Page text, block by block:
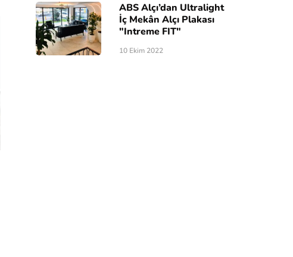
ABS Alçı’dan Ultralight
İç Mekân Alçı Plakası
"Intreme FIT"
10 Ekim 2022